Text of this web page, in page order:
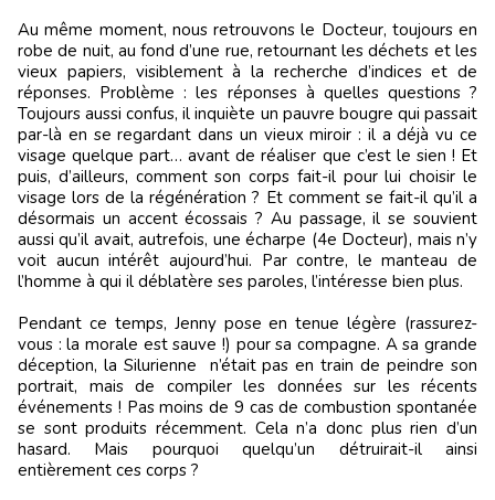
Au même moment, nous retrouvons le Docteur, toujours en
robe de nuit, au fond d’une rue, retournant les déchets et les
vieux papiers, visiblement à la recherche d’indices et de
réponses. Problème : les réponses à quelles questions ?
Toujours aussi confus, il inquiète un pauvre bougre qui passait
par-là en se regardant dans un vieux miroir : il a déjà vu ce
visage quelque part… avant de réaliser que c’est le sien ! Et
puis, d’ailleurs, comment son corps fait-il pour lui choisir le
visage lors de la régénération ? Et comment se fait-il qu’il a
désormais un accent écossais ? Au passage, il se souvient
aussi qu’il avait, autrefois, une écharpe (4e Docteur), mais n’y
voit aucun intérêt aujourd’hui. Par contre, le manteau de
l’homme à qui il déblatère ses paroles, l’intéresse bien plus.
Pendant ce temps, Jenny pose en tenue légère (rassurez-
vous : la morale est sauve !) pour sa compagne. A sa grande
déception, la Silurienne n’était pas en train de peindre son
portrait, mais de compiler les données sur les récents
événements ! Pas moins de 9 cas de combustion spontanée
se sont produits récemment. Cela n’a donc plus rien d’un
hasard. Mais pourquoi quelqu’un détruirait-il ainsi
entièrement ces corps ?